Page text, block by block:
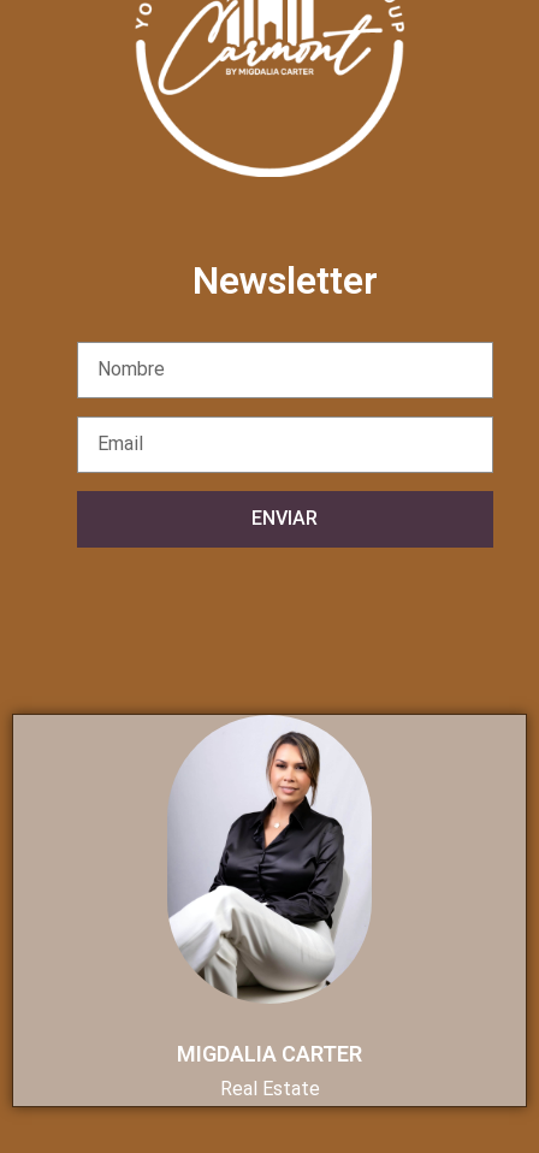
Newsletter
ENVIAR
MIGDALIA CARTER
Real Estate